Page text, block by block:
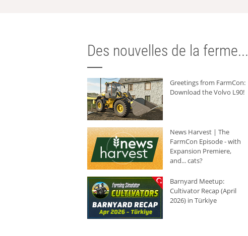
Des nouvelles de la ferme...
Greetings from FarmCon:
Download the Volvo L90!
News Harvest | The
FarmCon Episode - with
Expansion Premiere,
and... cats?
Barnyard Meetup:
Cultivator Recap (April
2026) in Türkiye